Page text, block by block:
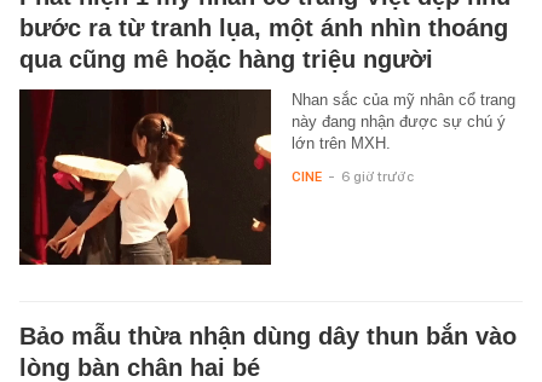
bước ra từ tranh lụa, một ánh nhìn thoáng
qua cũng mê hoặc hàng triệu người
Nhan sắc của mỹ nhân cổ trang
này đang nhận được sự chú ý
lớn trên MXH.
CINE - 6 giờ trước
Bảo mẫu thừa nhận dùng dây thun bắn vào
lòng bàn chân hai bé